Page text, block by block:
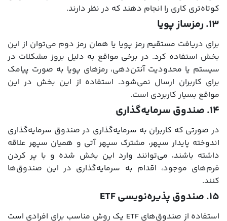
کوتاه‌تری کاری را انجام دهند که در نظر دارند.
۱۳. رمزساز پویا
برای دریافت مستقیم رمز پویا یا همان رمز دوم می‌توان از این
بخش استفاده کرد. در برخی مواقع به دلیل بروز مشکلات در
سیستم یا محدودیت آنتن‌دهی، رمزهای پویا به صورت پیامک
برای کاربران ارسال نمی‌شود. استفاده از این بخش در این
مواقع بسیار کاربردی است.
۱۴. صندوق سرمایه‌گذاری
در صورتی که کاربران به سرمایه‌گذاری در صندوق سرمایه‌گذاری
اندوخته پایدار سپهر، مشترک سپهر آتی و همیان سپهر علاقه
داشته باشند، می‌توانند وارد این بخش شده و با پر کردن
فرم‌های موجود، اقدام به سرمایه‌گذاری در این صندوق‌ها
کنند.
۱۵. صندوق پذیره‌نویسی ETF
استفاده از صندوق‌های ETF یک روش مناسب برای افرادی است